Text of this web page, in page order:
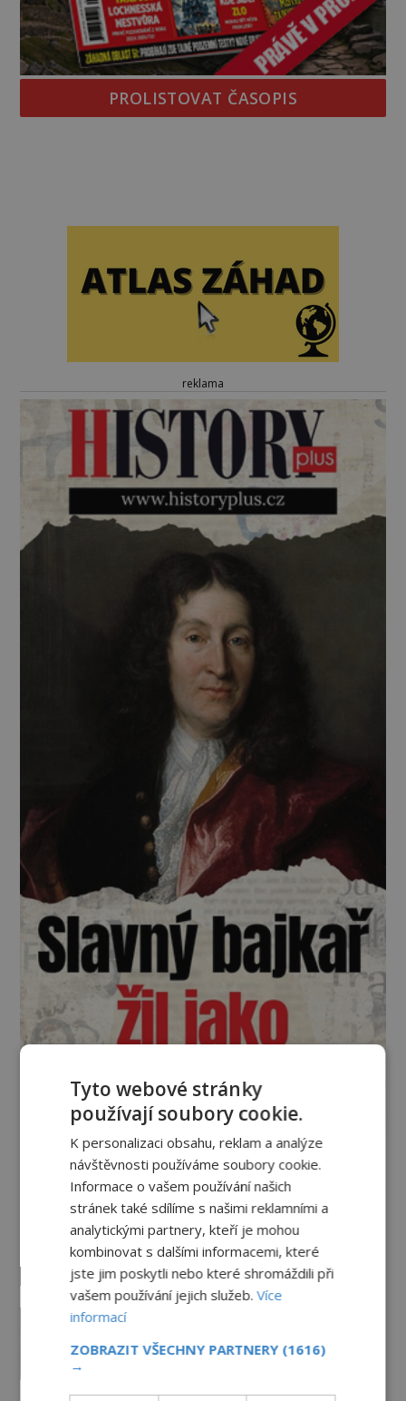
PROLISTOVAT ČASOPIS
reklama
Vesmír a technologie
Co zachycují tajemné snímky
Marsu? Je na něm přeci jen voda?
PREMIUM 7.8.2026 2.2TIS
PREMIUM 27.7.2026 3.5TIS
Tyto webové stránky
používají soubory cookie.
K personalizaci obsahu, reklam a analýze
návštěvnosti používáme soubory cookie.
Informace o vašem používání našich
stránek také sdílíme s našimi reklamními a
analytickými partnery, kteří je mohou
kombinovat s dalšími informacemi, které
jste jim poskytli nebo které shromáždili při
vašem používání jejich služeb.Více
informací
ZOBRAZIT VŠECHNY PARTNERY (1616)
→